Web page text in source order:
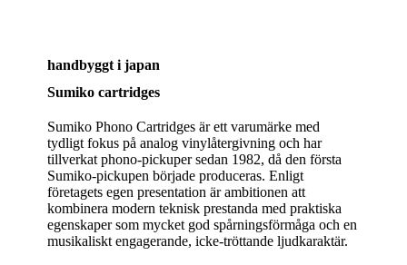
handbyggt i japan
Sumiko cartridges
Sumiko Phono Cartridges är ett varumärke med
tydligt fokus på analog vinylåtergivning och har
tillverkat phono‑pickuper sedan 1982, då den första
Sumiko‑pickupen började produceras. Enligt
företagets egen presentation är ambitionen att
kombinera modern teknisk prestanda med praktiska
egenskaper som mycket god spårningsförmåga och en
musikaliskt engagerande, icke‑tröttande ljudkaraktär.